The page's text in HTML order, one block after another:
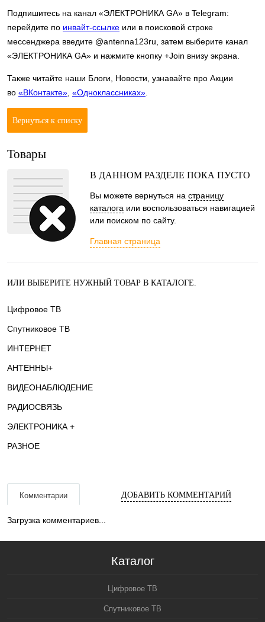
Подпишитесь на канал «ЭЛЕКТРОНИКА GA» в Telegram:
перейдите по инвайт-ссылке или в поисковой строке
мессенджера введите @antenna123ru, затем выберите канал
«ЭЛЕКТРОНИКА GA» и нажмите кнопку +Join внизу экрана.
Также читайте наши Блоги, Новости, узнавайте про Акции
во «ВКонтакте» «Одноклассниках»
Вернуться к списку
Товары
В ДАННОМ РАЗДЕЛЕ ПОКА ПУСТО
Вы можете вернуться на страницу
каталога или воспользоваться навигацией
или поиском по сайту.
Главная страница
ИЛИ ВЫБЕРИТЕ НУЖНЫЙ ТОВАР В КАТАЛОГЕ.
Цифровое ТВ
Спутниковое ТВ
ИНТЕРНЕТ
АНТЕННЫ+
ВИДЕОНАБЛЮДЕНИЕ
РАДИОСВЯЗЬ
ЭЛЕКТРОНИКА +
РАЗНОЕ
Комментарии ДОБАВИТЬ КОММЕНТАРИЙ
Загрузка комментариев...
Каталог
Цифровое ТВ
Спутниковое ТВ